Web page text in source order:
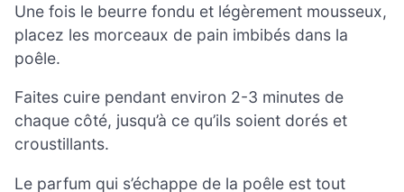
Une fois le beurre fondu et légèrement mousseux,
placez les morceaux de pain imbibés dans la
poêle.
Faites cuire pendant environ 2-3 minutes de
chaque côté, jusqu’à ce qu’ils soient dorés et
croustillants.
Le parfum qui s’échappe de la poêle est tout